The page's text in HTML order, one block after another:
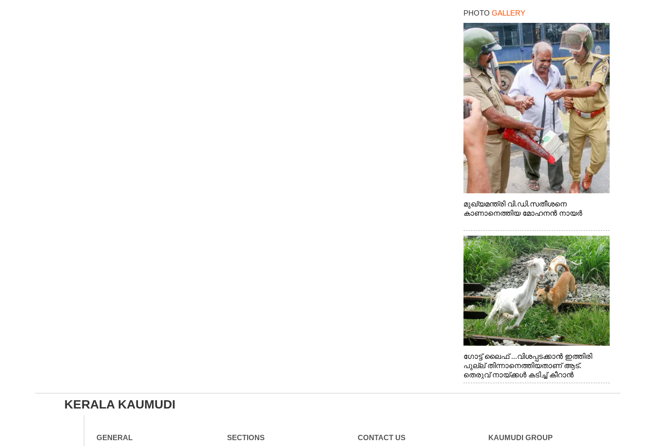
PHOTO GALLERY
മുഖ്യമന്ത്രി വി.ഡി.സതീശനെ
കാണാനെത്തിയ മോഹനൻ നായർ
ഗോട്ട് ലൈഫ് ...വിശപ്പടക്കാൻ ഇത്തിരി
പുല്ല് തിന്നാനെത്തിയതാണ് ആട്.
തെരുവ് നായ്ക്കൾ കടിച്ച് കീറാൻ
വന്നതോടെ വയറിന്റെ ആന്തൽ മറന്ന്
ജീവന് വേണ്ടിയായി ഓട്ടം. എറണാകുളം
KERALA KAUMUDI
GENERAL SECTIONS CONTACT US KAUMUDI GROUP